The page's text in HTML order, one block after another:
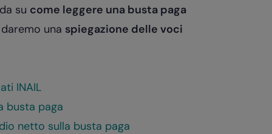
su come leggere una busta paga
una spiegazione delle voci
INAIL
busta paga
netto sulla busta paga